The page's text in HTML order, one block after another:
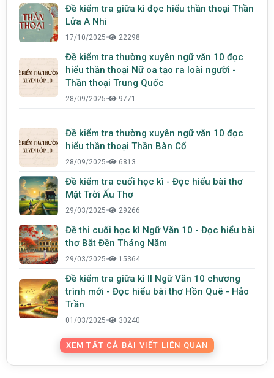
Đề kiểm tra giữa kì đọc hiểu thần thoại Thần
Lửa A Nhi
17/10/2025• 22298
Đề kiểm tra thường xuyên ngữ văn 10 đọc
hiểu thần thoại Nữ oa tạo ra loài người -
Thần thoại Trung Quốc
28/09/2025• 9771
Đề kiểm tra thường xuyên ngữ văn 10 đọc
hiểu thần thoại Thần Bàn Cổ
28/09/2025• 6813
Đề kiểm tra cuối học kì - Đọc hiểu bài thơ
Mặt Trời Ấu Thơ
29/03/2025• 29266
Đề thi cuối học kì Ngữ Văn 10 - Đọc hiểu bài
thơ Bắt Đền Tháng Năm
29/03/2025• 15364
Đề kiểm tra giữa kì II Ngữ Văn 10 chương
trình mới - Đọc hiểu bài thơ Hồn Quê - Hảo
Trần
01/03/2025• 30240
XEM TẤT CẢ BÀI VIẾT LIÊN QUAN